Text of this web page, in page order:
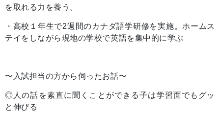
を取れる力を養う。
・高校１年生で2週間のカナダ語学研修を実施。ホームス
テイをしながら現地の学校で英語を集中的に学ぶ
〜入試担当の方から伺ったお話〜
◎人の話を素直に聞くことができる子は学習面でもグッ
と伸びる